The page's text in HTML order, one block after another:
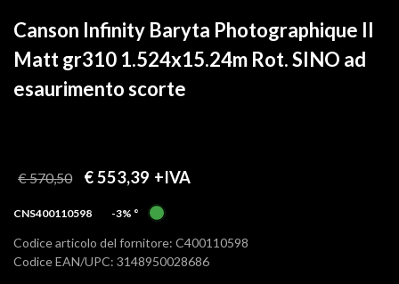
Canson Infinity Baryta Photographique II
Matt gr310 1.524x15.24m Rot. SINO ad
esaurimento scorte
€ 570,50 € 553,39 +IVA
CNS400110598 -3% °
Codice articolo del fornitore: C400110598
Codice EAN/UPC: 3148950028686